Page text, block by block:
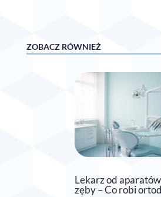
ZOBACZ RÓWNIEŻ
Lekarz od
zęby – Co robi